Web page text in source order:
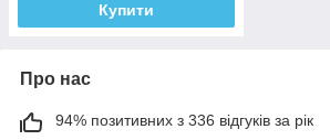
Купити
Про нас
94% позитивних з 336 відгуків за рік